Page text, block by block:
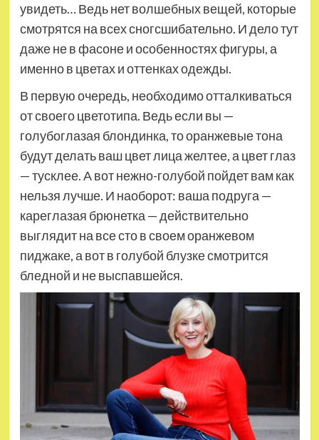
увидеть… Ведь нет волшебных вещей, которые
смотрятся на всех сногсшибательно. И дело тут
даже не в фасоне и особенностях фигуры, а
именно в цветах и оттенках одежды.
В первую очередь, необходимо отталкиваться
от своего цветотипа. Ведь если вы —
голубоглазая блондинка, то оранжевые тона
будут делать ваш цвет лица желтее, а цвет глаз
— тусклее. А вот нежно-голубой пойдет вам как
нельзя лучше. И наоборот: ваша подруга —
кареглазая брюнетка — действительно
выглядит на все сто в своем оранжевом
пиджаке, а вот в голубой блузке смотрится
бледной и не выспавшейся.